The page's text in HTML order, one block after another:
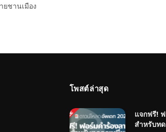
ยชานเมือง
โพสต์ล่าสุด
แจกฟรี!
สำหรับท